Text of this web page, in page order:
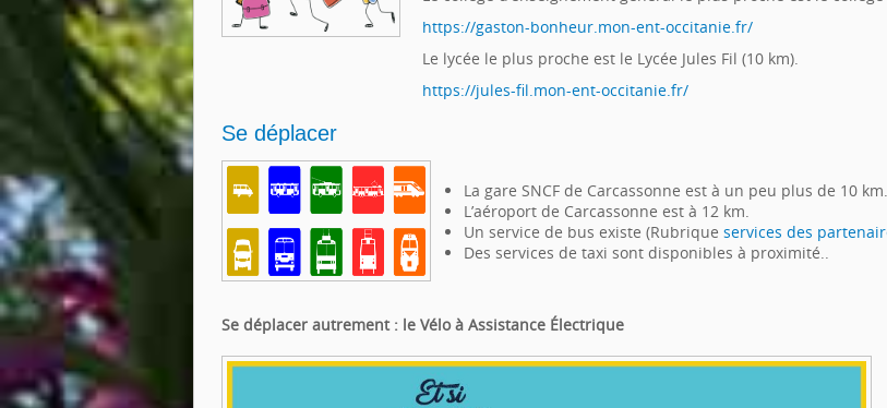
https://gaston-bonheur.mon-ent-occitanie.fr/
Le lycée le plus proche est le Lycée Jules Fil (10 km).
https://jules-fil.mon-ent-occitanie.fr/
Se déplacer
La gare SNCF de Carcassonne est à un peu plus de 10 km.
L’aéroport de Carcassonne est à 12 km.
Un service de bus existe (Rubrique services des
Des services de taxi sont disponibles à proximité..
Se déplacer autrement : le Vélo à Assistance Électrique